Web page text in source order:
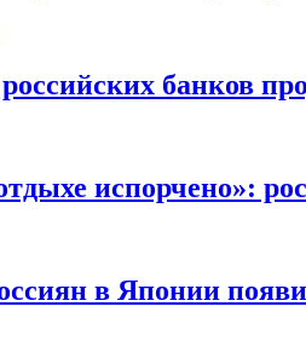
банков
испорчено»:
в Японии